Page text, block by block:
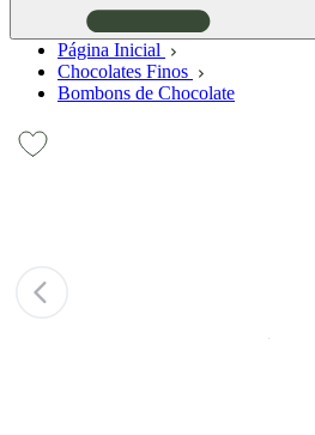
Página Inicial
Chocolates Finos
Bombons de Chocolate